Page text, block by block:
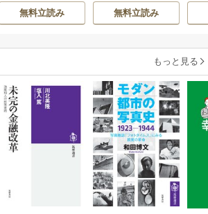
無料立読み
から10年がたった
ら伝説になってい
Aノベル／SBクリ
エイティブ刊）
eCHA
無料立読み
もっと見る